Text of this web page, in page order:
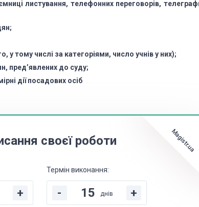
листування, телефонних переговорів,
у тому числі за категоріями, число учнів у них);
пред’явлених до суду;
дії посадових осіб
Magistr.ua
своєї роботи
+
Термін виконання:
- днів +